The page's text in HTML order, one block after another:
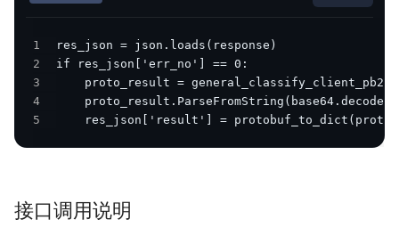
1
2
3
4
5
res_json['result'] =
接口调用说明